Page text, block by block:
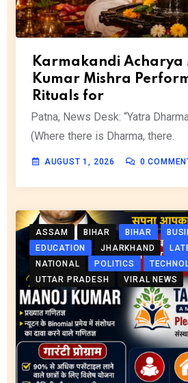
Karmakandi Acharya
Kumar Mishra
Rituals for
Patna, News Desk: “Yatra
(Where there is Dharma, there.
AUGUST 1, 2026 0
ASSAM BIHAR BIHAR
EDUCATION
JHARKHAND
NATIONAL
POLITICS
UTTAR PRADESH
VIRAL NEWS